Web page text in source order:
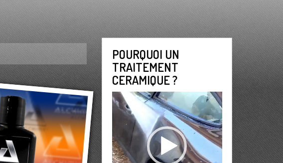
POURQUOI UN
TRAITEMENT
CERAMIQUE ?
Lecteur
vidéo